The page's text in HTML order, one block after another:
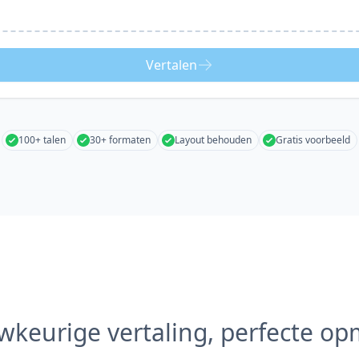
Vertalen
100+ talen 30+ formaten Layout behouden Gratis voorbeeld
vertaling, perfecte